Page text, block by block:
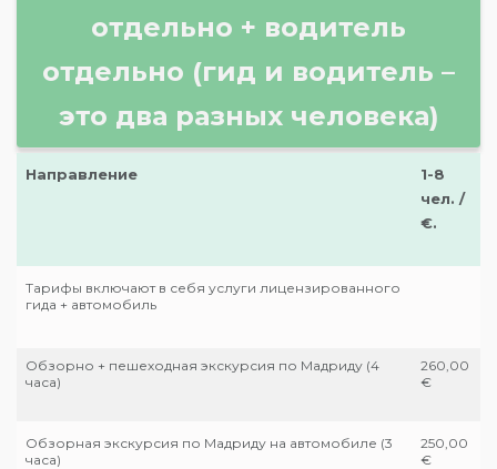
отдельно + водитель
отдельно (гид и водитель –
это два разных человека)
Направление
1-8
чел. /
€.
Тарифы включают в себя услуги лицензированного
гида + автомобиль
Обзорно + пешеходная экскурсия по Мадриду (4
часа)
260,00
€
Обзорная экскурсия по Мадриду на автомобиле (3
часа)
250,00
€